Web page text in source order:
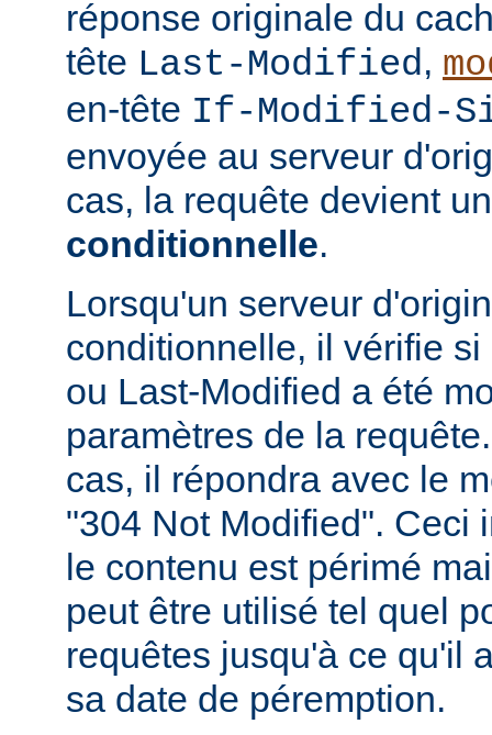
réponse originale du
tête Last-Modified,
en-tête If-Modified-
envoyée au serveur
cas, la requête devient
conditionnelle.
Lorsqu'un serveur
conditionnelle, il vérifie
ou Last-Modified a été
paramètres de la
cas, il répondra avec le
"304 Not Modified". Ceci
le contenu est périmé
peut être utilisé tel quel
requêtes jusqu'à ce qu'il
sa date de péremption.